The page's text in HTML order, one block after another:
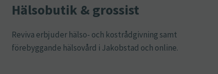
Hälsobutik & grossist
Reviva erbjuder hälso- och kostrådgivning samt
förebyggande hälsovård i Jakobstad och online.